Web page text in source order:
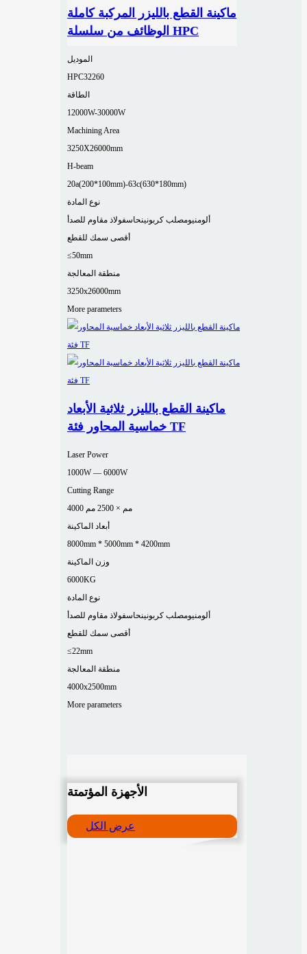
ماكينة القطع بالليزر المركبة كاملة
الوظائف من سلسلة HPC
الموديل
HPC32260
الطاقة
12000W-30000W
Machining Area
3250X26000mm
H-beam
20a(200*100mm)-63c(630*180mm)
نوع المادة
ألومنيومصلب كربونينحاسفولاذ مقاوم للصدأ
أقصى سمك للقطع
≤50mm
منطقة المعالجة
3250x26000mm
More parameters
ماكينة القطع بالليزر ثلاثية الأبعاد
خماسية المحاور فئة TF
Laser Power
1000W — 6000W
Cutting Range
4000 مم × 2500 مم
أبعاد الماكينة
8000mm * 5000mm * 4200mm
وزن الماكينة
6000KG
نوع المادة
ألومنيومصلب كربونينحاسفولاذ مقاوم للصدأ
أقصى سمك للقطع
≤22mm
منطقة المعالجة
4000x2500mm
More parameters
الأجهزة المؤتمتة
عرض الكل